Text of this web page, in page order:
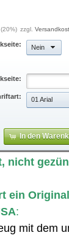
zzgl.
Nein
01 Arial
In den
nicht
ein
:
mit dem